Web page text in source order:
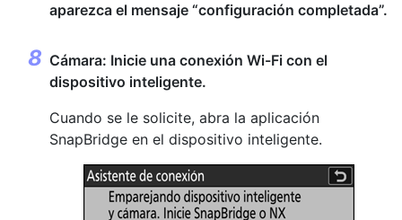
aparezca el mensaje “configuración completada”.
Cámara: Inicie una conexión Wi-Fi con el
dispositivo inteligente.
Cuando se le solicite, abra la aplicación
SnapBridge en el dispositivo inteligente.